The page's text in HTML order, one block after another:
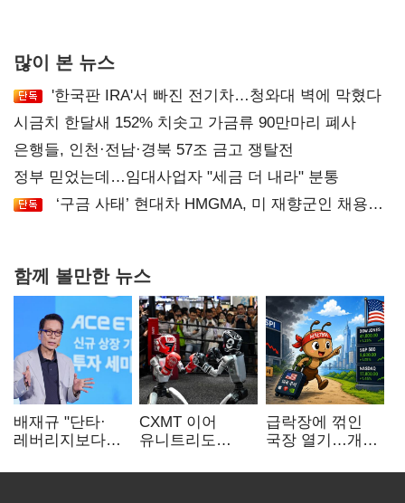
많이 본 뉴스
'한국판 IRA'서 빠진 전기차…청와대 벽에 막혔다
시금치 한달새 152% 치솟고 가금류 90만마리 폐사
은행들, 인천·전남·경북 57조 금고 쟁탈전
정부 믿었는데…임대사업자 "세금 더 내라" 분통
‘구금 사태’ 현대차 HMGMA, 미 재향군인 채용
함께 볼만한 뉴스
배재규 "단타·
레버리지보다
장기투자…
CXMT 이어
유니트리도
영향 '촉각'
급락장에 꺾인
국장 열기…개인
해외로